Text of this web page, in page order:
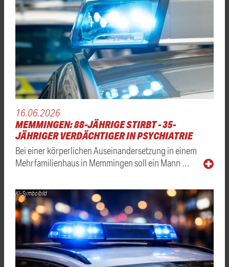
16.06.2026
MEMMINGEN: 88-JÄHRIGE STIRBT - 35-
JÄHRIGER VERDÄCHTIGER IN PSYCHIATRIE
Bei einer körperlichen Auseinandersetzung in einem
Mehrfamilienhaus in Memmingen soll ein Mann …
KI-Symbolbild